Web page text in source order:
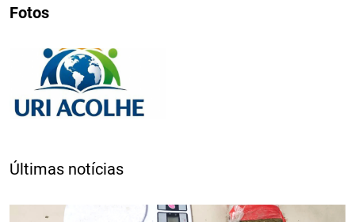
Fotos
Últimas notícias